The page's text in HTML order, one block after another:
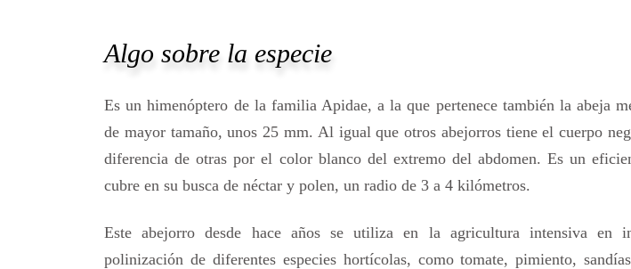
Algo sobre la especie
Es un himenóptero de la familia Apidae, a la que pertenece también la abeja
de mayor tamaño, unos 25 mm. Al igual que otros abejorros tiene el cuerpo
diferencia de otras por el color blanco del extremo del abdomen. Es un
cubre en su busca de néctar y polen, un radio de 3 a 4 kilómetros.
Este abejorro desde hace años se utiliza en la agricultura intensiva en
polinización de diferentes especies hortícolas, como tomate, pimiento,